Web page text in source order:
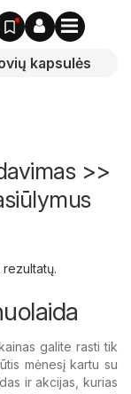
>>
galite rasti tik
mėnesį kartu su
ir akcijas, kurias